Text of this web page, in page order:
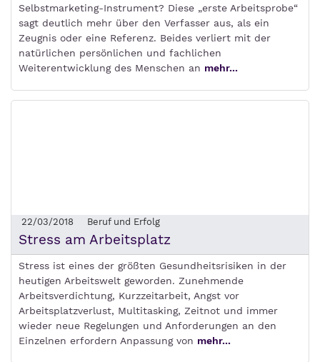
Selbstmarketing-Instrument? Diese „erste Arbeitsprobe“
sagt deutlich mehr über den Verfasser aus, als ein
Zeugnis oder eine Referenz. Beides verliert mit der
natürlichen persönlichen und fachlichen
Weiterentwicklung des Menschen an mehr...
22/03/2018 Beruf und Erfolg
Stress am Arbeitsplatz
Stress ist eines der größten Gesundheitsrisiken in der
heutigen Arbeitswelt geworden. Zunehmende
Arbeitsverdichtung, Kurzzeitarbeit, Angst vor
Arbeitsplatzverlust, Multitasking, Zeitnot und immer
wieder neue Regelungen und Anforderungen an den
Einzelnen erfordern Anpassung von mehr...